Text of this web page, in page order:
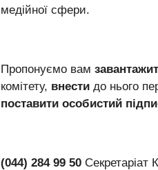
медійної сфери.
Пропонуємо вам
комітету, внестидо нього
поставити особистий
(044) 284 99 50 Секретаріат